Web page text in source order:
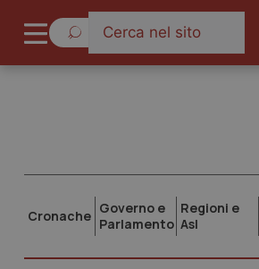
Cronache Governo e
Parlamento
Regioni e
Asl